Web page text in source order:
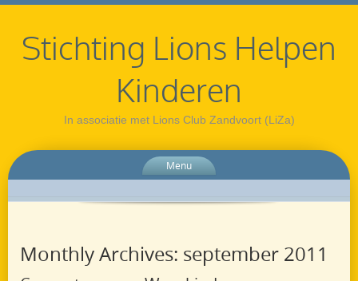
Stichting Lions Helpen
Kinderen
In associatie met Lions Club Zandvoort (LiZa)
Menu
Monthly Archives: september 2011